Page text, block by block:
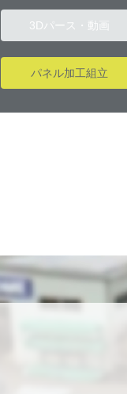
3Dパース・動画
パネル加工組立